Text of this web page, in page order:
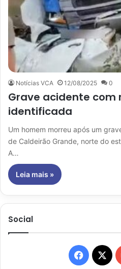
Notícias VCA 12/08/2025 0
Grave acidente
identificada
Um homem morreu após um
de Caldeirão Grande, norte do
A…
Leia mais »
Social
X